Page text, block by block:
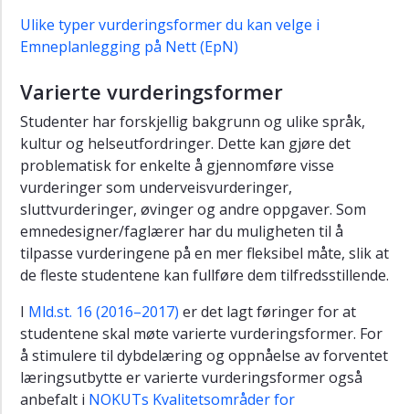
Ulike typer vurderingsformer du kan velge i
Emneplanlegging på Nett (EpN)
Varierte vurderingsformer
Studenter har forskjellig bakgrunn og ulike språk,
kultur og helseutfordringer. Dette kan gjøre det
problematisk for enkelte å gjennomføre visse
vurderinger som underveisvurderinger,
sluttvurderinger, øvinger og andre oppgaver. Som
emnedesigner/faglærer har du muligheten til å
tilpasse vurderingene på en mer fleksibel måte, slik at
de fleste studentene kan fullføre dem tilfredsstillende.
I Mld.st. 16 (2016–2017) er det lagt føringer for at
studentene skal møte varierte vurderingsformer. For
å stimulere til dybdelæring og oppnåelse av forventet
læringsutbytte er varierte vurderingsformer også
anbefalt i NOKUTs Kvalitetsområder for